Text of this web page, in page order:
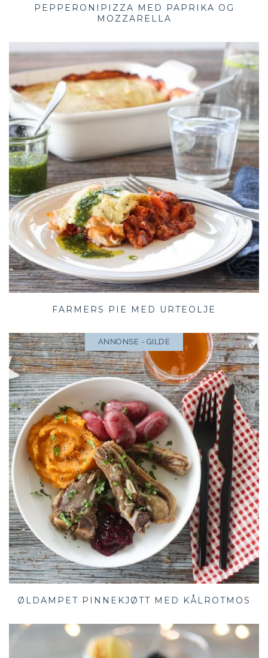
PEPPERONIPIZZA MED PAPRIKA OG
MOZZARELLA
FARMERS PIE MED URTEOLJE
ANNONSE - GILDE
ØLDAMPET PINNEKJØTT MED KÅLROTMOS